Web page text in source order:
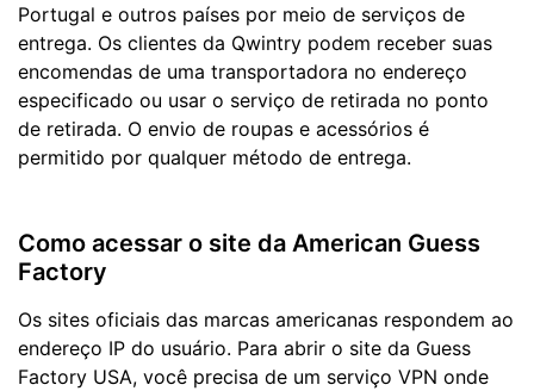
Portugal e outros países por meio de serviços de
entrega. Os clientes da Qwintry podem receber suas
encomendas de uma transportadora no endereço
especificado ou usar o serviço de retirada no ponto
de retirada. O envio de roupas e acessórios é
permitido por qualquer método de entrega.
Como acessar o site da American Guess
Factory
Os sites oficiais das marcas americanas respondem ao
endereço IP do usuário. Para abrir o site da Guess
Factory USA, você precisa de um serviço VPN onde